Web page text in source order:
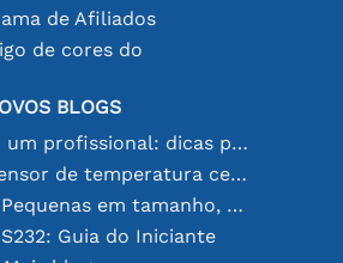
de Afiliados
de cores do
BLOGS
Soldando como um profissional: dicas para conexões eletrônicas perfeitas
Escolhendo o sensor de temperatura certo [youtube]
Baterias 18650: Pequenas em tamanho, grandes em desempenho
Guia do Iniciante